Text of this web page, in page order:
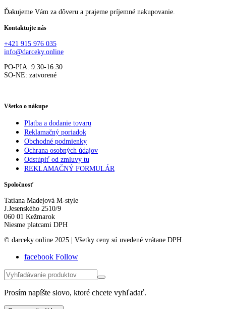
Ďakujeme Vám za dôveru a prajeme príjemné nakupovanie.
Kontaktujte nás
+421 915 976 035
info@darceky.online
PO-PIA: 9:30-16:30
SO-NE: zatvorené
Všetko o nákupe
Platba a dodanie tovaru
Reklamačný poriadok
Obchodné podmienky
Ochrana osobných údajov
Odstúpiť od zmluvy tu
REKLAMAČNÝ FORMULÁR
Spoločnosť
Tatiana Madejová M-style
J.Jesenského 2510/9
060 01 Kežmarok
Niesme platcami DPH
© darceky.online 2025 | Všetky ceny sú uvedené vrátane DPH.
facebook Follow
Prosím napíšte slovo, ktoré chcete vyhľadať.